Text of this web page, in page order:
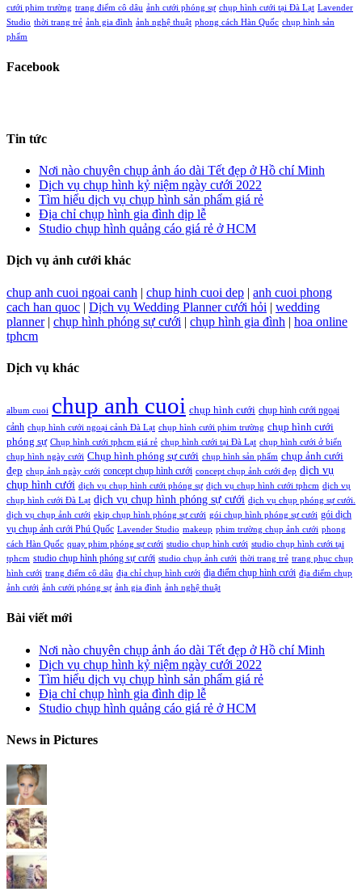
cưới phim trường trang điểm cô dâu ảnh cưới phóng sự chụp hình cưới tại Đà Lạt Lavender
Studio thời trang trẻ ảnh gia đình ảnh nghệ thuật phong cách Hàn Quốc chụp hình sản
phẩm
Facebook
Tin tức
Nơi nào chuyên chụp ảnh áo dài Tết đẹp ở Hồ chí Minh
Dịch vụ chụp hình kỷ niệm ngày cưới 2022
Tìm hiểu dịch vụ chụp hình sản phẩm giá rẻ
Địa chỉ chụp hình gia đình dịp lễ
Studio chụp hình quảng cáo giá rẻ ở HCM
Dịch vụ ảnh cưới khác
chup anh cuoi ngoai canh | chup hinh cuoi dep | anh cuoi phong
cach han quoc | Dịch vụ Wedding Planner cưới hỏi | wedding
planner| chụp hình phóng sự cưới | chụp hình gia đình | hoa online
tphcm
Dịch vụ khác
album cuoi chup anh cuoi chụp hình cưới chụp hình cưới ngoại
cảnh chụp hình cưới ngoại cảnh Đà Lạt chụp hình cưới phim trường chụp hình cưới
phóng sự Chụp hình cưới tphcm giá rẻ chụp hình cưới tại Đà Lạt chụp hình cưới ở biển
chụp hình ngày cưới Chụp hình phóng sự cưới chụp hình sản phẩm chụp ảnh cưới
đẹp chụp ảnh ngày cưới concept chụp hình cưới concept chụp ảnh cưới đẹp dịch vụ
chụp hình cưới dịch vụ chụp hình cưới phóng sự dịch vụ chụp hình cưới tphcm dịch vụ
chụp hình cưới Đà Lạt dịch vụ chụp hình phóng sự cưới dịch vụ chụp phóng sự cưới.
dịch vụ chụp ảnh cưới ekip chụp hình phóng sự cưới gói chụp hình phóng sự cưới gói dịch
vụ chụp ảnh cưới Phú Quốc Lavender Studio makeup phim trường chụp ảnh cưới phong
cách Hàn Quốc quay phim phóng sự cưới studio chụp hình cưới studio chụp hình cưới tại
tphcm studio chụp hình phóng sự cưới studio chụp ảnh cưới thời trang trẻ trang phục chụp
hình cưới trang điểm cô dâu địa chỉ chụp hình cưới địa điểm chụp hình cưới địa điểm chụp
ảnh cưới ảnh cưới phóng sự ảnh gia đình ảnh nghệ thuật
Bài viết mới
Nơi nào chuyên chụp ảnh áo dài Tết đẹp ở Hồ chí Minh
Dịch vụ chụp hình kỷ niệm ngày cưới 2022
Tìm hiểu dịch vụ chụp hình sản phẩm giá rẻ
Địa chỉ chụp hình gia đình dịp lễ
Studio chụp hình quảng cáo giá rẻ ở HCM
News in Pictures